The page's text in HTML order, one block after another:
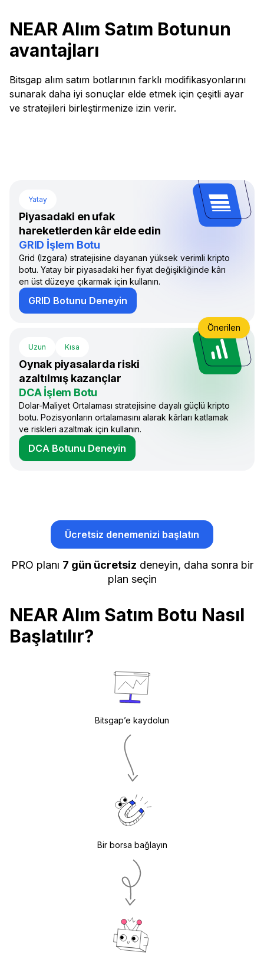
NEAR Alım Satım Botunun
avantajları
Bitsgap alım satım botlarının farklı modifikasyonlarını
sunarak daha iyi sonuçlar elde etmek için çeşitli ayar
ve stratejileri birleştirmenize izin verir.
Yatay
Piyasadaki en ufak
hareketlerden kâr elde edin
GRID İşlem Botu
Grid (Izgara) stratejisine dayanan yüksek verimli kripto
botu. Yatay bir piyasadaki her fiyat değişikliğinde kârı
en üst düzeye çıkarmak için kullanın.
GRID Botunu Deneyin
Uzun Kısa
Oynak piyasalarda riski
azaltılmış kazançlar
DCA İşlem Botu
Dolar-Maliyet Ortalaması stratejisine dayalı güçlü kripto
botu. Pozisyonların ortalamasını alarak kârları katlamak
ve riskleri azaltmak için kullanın.
DCA Botunu Deneyin
Önerilen
Ücretsiz denemenizi başlatın
PRO planı 7 gün ücretsiz deneyin, daha sonra bir
plan seçin
NEAR Alım Satım Botu Nasıl
Başlatılır?
Bitsgap’e kaydolun
Bir borsa bağlayın